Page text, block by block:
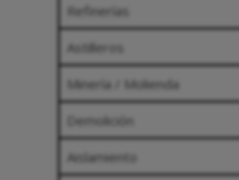
Refinerías
Astilleros
Minería / Molienda
Demolición
Aislamiento